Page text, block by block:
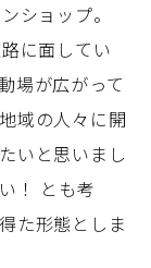
ショップ。
に面してい
場が広がって
域の人々に開
いと思いまし
！ とも考
た形態としま